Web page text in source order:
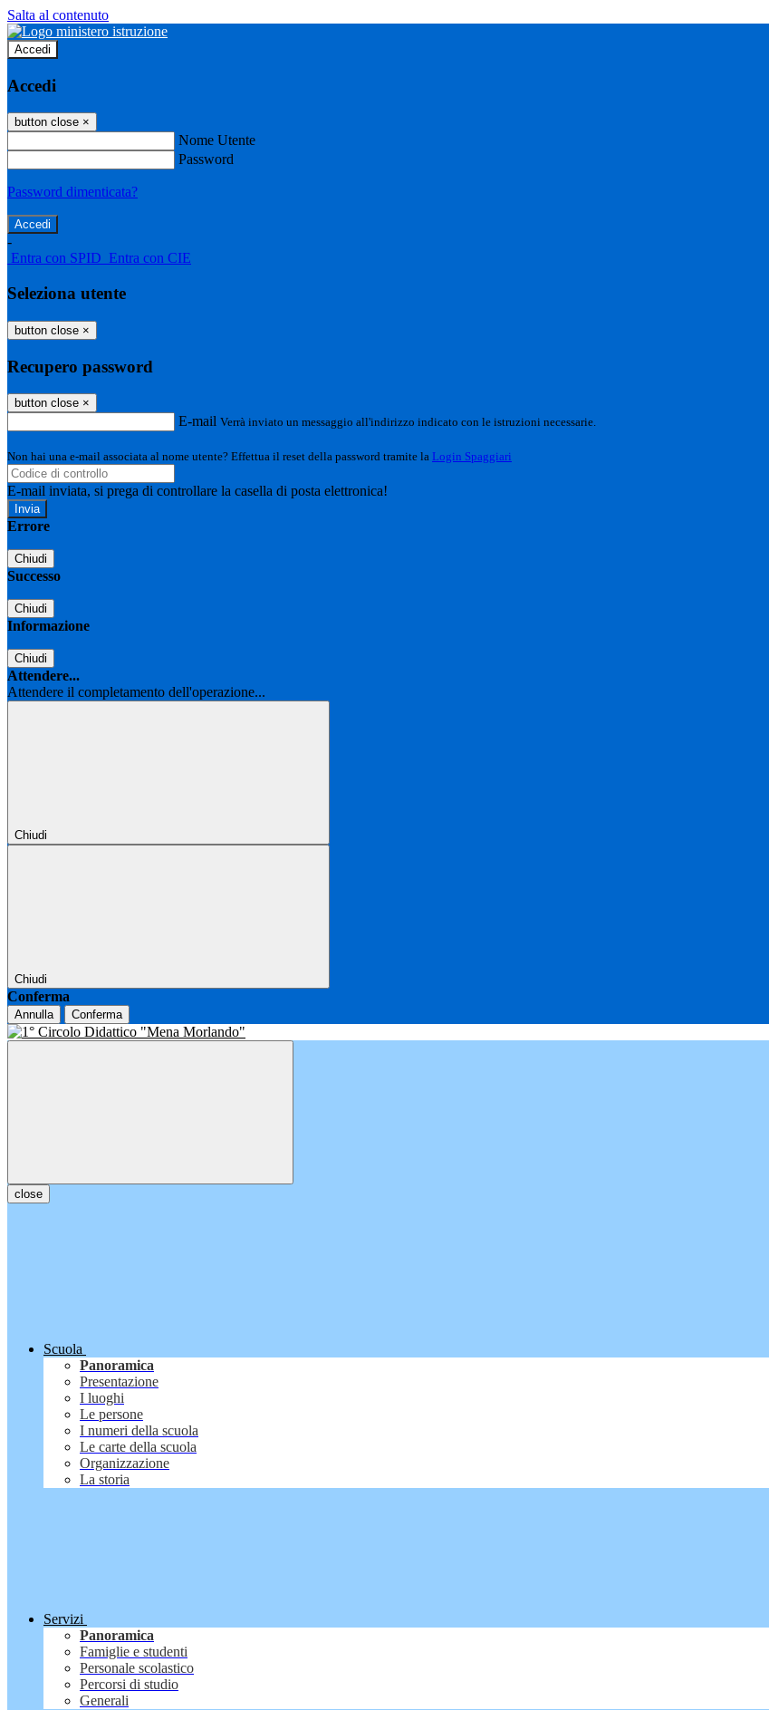
Salta al contenuto
Accedi
Accedi
button close ×
Nome Utente
Password
Password dimenticata?
-
Entra con SPID Entra con CIE
Seleziona utente
button close ×
Recupero password
button close ×
E-mail Verrà inviato un messaggio all'indirizzo indicato con le istruzioni necessarie.
Non hai una e-mail associata al nome utente? Effettua il reset della password tramite la Login Spaggiari
E-mail inviata, si prega di controllare la casella di posta elettronica!
Errore
Chiudi
Successo
Chiudi
Informazione
Chiudi
Attendere...
Attendere il completamento dell'operazione...
Chiudi
Chiudi
Conferma
Annulla Conferma
close
Scuola
Panoramica
Presentazione
I luoghi
Le persone
I numeri della scuola
Le carte della scuola
Organizzazione
La storia
Servizi
Panoramica
Famiglie e studenti
Personale scolastico
Percorsi di studio
Generali